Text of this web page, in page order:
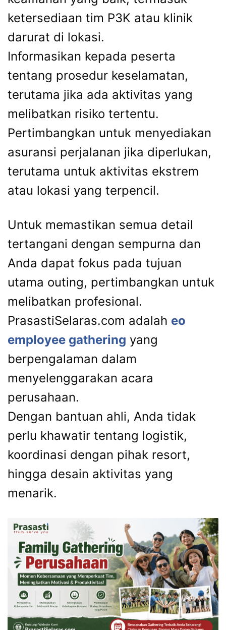
ketersediaan tim P3K atau klinik
darurat di lokasi.
Informasikan kepada peserta
tentang prosedur keselamatan,
terutama jika ada aktivitas yang
melibatkan risiko tertentu.
Pertimbangkan untuk menyediakan
asuransi perjalanan jika diperlukan,
terutama untuk aktivitas ekstrem
atau lokasi yang terpencil.
Untuk memastikan semua detail
tertangani dengan sempurna dan
Anda dapat fokus pada tujuan
utama outing, pertimbangkan untuk
melibatkan profesional.
PrasastiSelaras.com adalah eo
employee gathering yang
berpengalaman dalam
menyelenggarakan acara
perusahaan.
Dengan bantuan ahli, Anda tidak
perlu khawatir tentang logistik,
koordinasi dengan pihak resort,
hingga desain aktivitas yang
menarik.